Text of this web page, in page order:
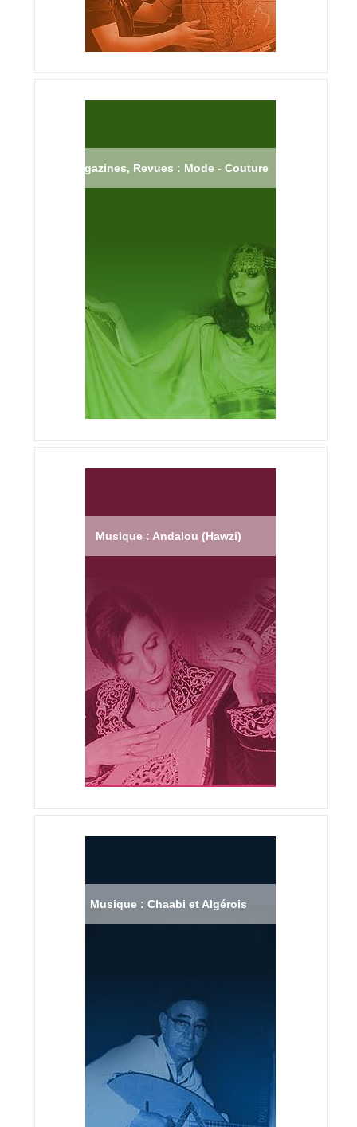
Magazines, Revues : Mode - Couture
Musique : Andalou (Hawzi)
Musique : Chaabi et Algérois